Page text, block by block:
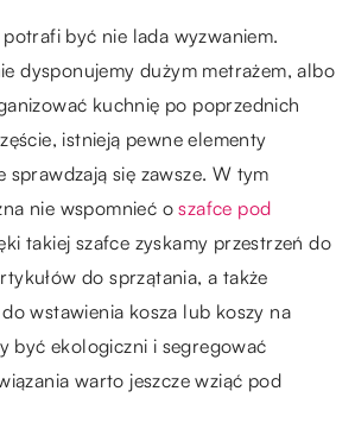
być nie lada wyzwaniem.
dysponujemy dużym metrażem, albo
kuchnię po poprzednich
istnieją pewne elementy
sprawdzają się zawsze. W tym
nie wspomnieć oszafce pod
takiej szafce zyskamy przestrzeń do
do sprzątania, a także
wstawienia kosza lub koszy na
być ekologiczni i segregować
warto jeszcze wziąć pod